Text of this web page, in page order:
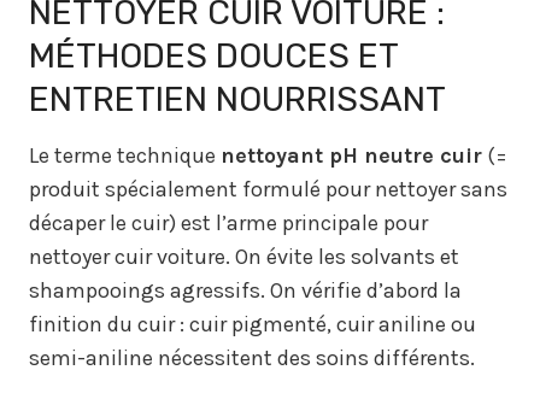
NETTOYER CUIR VOITURE :
MÉTHODES DOUCES ET
ENTRETIEN NOURRISSANT
Le terme technique nettoyant pH neutre cuir (=
produit spécialement formulé pour nettoyer sans
décaper le cuir) est l’arme principale pour
nettoyer cuir voiture. On évite les solvants et
shampooings agressifs. On vérifie d’abord la
finition du cuir : cuir pigmenté, cuir aniline ou
semi-aniline nécessitent des soins différents.